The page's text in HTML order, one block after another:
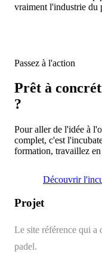
vraiment l'industrie du
TIKTOK
Passez à l'action
Prêt à
?
Pour aller de l'idée à
complet, c'est
formation, travaillez
Découvrir
Projet
Le site référence qui a
padel.